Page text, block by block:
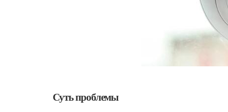
Суть проблемы